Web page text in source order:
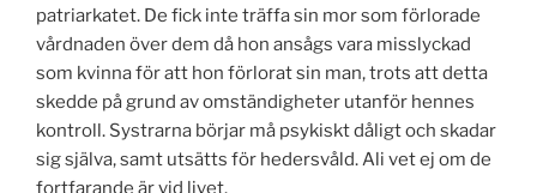
patriarkatet. De fick inte träffa sin mor som förlorade
vårdnaden över dem då hon ansågs vara misslyckad
som kvinna för att hon förlorat sin man, trots att detta
skedde på grund av omständigheter utanför hennes
kontroll. Systrarna börjar må psykiskt dåligt och skadar
sig själva, samt utsätts för hedersvåld. Ali vet ej om de
fortfarande är vid livet.